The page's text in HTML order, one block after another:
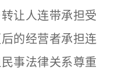
让人连带承担受
的经营者承担连
事法律关系尊重